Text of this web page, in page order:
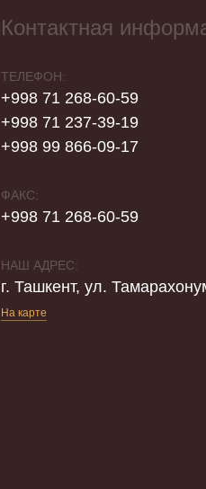
Контактная
ТЕЛЕФОН:
+998 71 268-60-59
+998 71 237-39-19
+998 99 866-09-17
ФАКС:
+998 71 268-60-59
НАШ АДРЕС:
г. Ташкент, ул.
На карте